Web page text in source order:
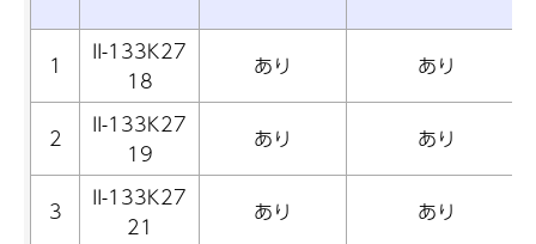
1
II-133K27
18
あり あり
2
II-133K27
19
あり あり
3
II-133K27
21
あり あり